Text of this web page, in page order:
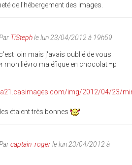
de l'hébergement des images.
TiStephle lun 23/04/2012 à 19h59
loin mais j'avais oublié de vous
mon liévro maléfique en chocolat =p
étaient très bonnes
captain_rogerle lun 23/04/2012 à